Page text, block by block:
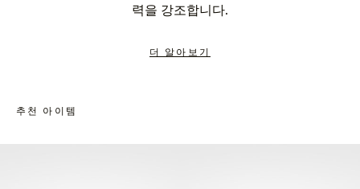
력을 강조합니다.
더 알아보기
추천 아이템